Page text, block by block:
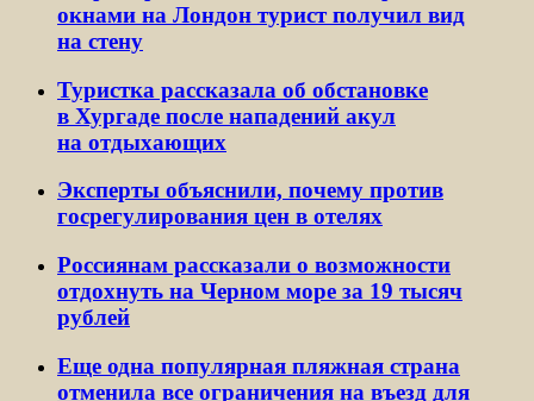
окнами на Лондон турист получил вид
на стену
Туристка рассказала об обстановке
в Хургаде после нападений акул
на отдыхающих
Эксперты объяснили, почему против
госрегулирования цен в отелях
Россиянам рассказали о возможности
отдохнуть на Черном море за 19 тысяч
рублей
Еще одна популярная пляжная страна
отменила все ограничения на въезд для